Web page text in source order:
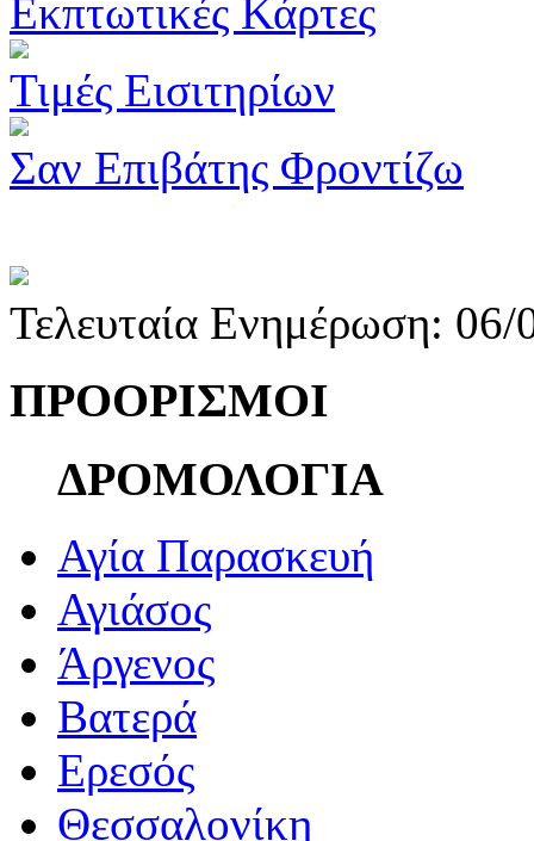
Εκπτωτικές Κάρτες
Τιμές Εισιτηρίων
Σαν Επιβάτης Φροντίζω
Τελευταία Ενημέρωση:
ΠΡΟΟΡΙΣΜΟΙ
ΔΡΟΜΟΛΟΓΙΑ
Αγία Παρασκευή
Αγιάσος
Άργενος
Βατερά
Ερεσός
Θεσσαλονίκη